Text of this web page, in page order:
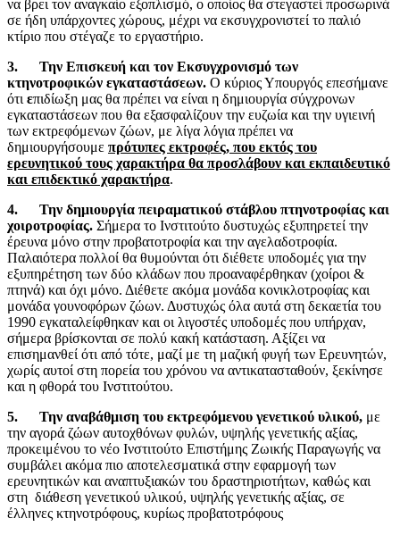
να βρει τον αναγκαίο εξοπλισμό, ο οποίος θα στεγαστεί προσωρινά
σε ήδη υπάρχοντες χώρους, μέχρι να εκσυγχρονιστεί το παλιό
κτίριο που στέγαζε το εργαστήριο.
3. Την Επισκευή και τον Εκσυγχρονισμό των
κτηνοτροφικών εγκαταστάσεων. Ο κύριος Υπουργός επεσήμανε
ότι επιδίωξη μας θα πρέπει να είναι η δημιουργία σύγχρονων
εγκαταστάσεων που θα εξασφαλίζουν την ευζωία και την υγιεινή
των εκτρεφόμενων ζώων, με λίγα λόγια πρέπει να
δημιουργήσουμε πρότυπες εκτροφές, που εκτός του
ερευνητικού τους χαρακτήρα θα προσλάβουν και εκπαιδευτικό
και επιδεκτικό χαρακτήρα.
4. Την δημιουργία πειραματικού στάβλου πτηνοτροφίας και
χοιροτροφίας. Σήμερα το Ινστιτούτο δυστυχώς εξυπηρετεί την
έρευνα μόνο στην προβατοτροφία και την αγελαδοτροφία.
Παλαιότερα πολλοί θα θυμούνται ότι διέθετε υποδομές για την
εξυπηρέτηση των δύο κλάδων που προαναφέρθηκαν (χοίροι &
πτηνά) και όχι μόνο. Διέθετε ακόμα μονάδα κονικλοτροφίας και
μονάδα γουνοφόρων ζώων. Δυστυχώς όλα αυτά στη δεκαετία του
1990 εγκαταλείφθηκαν και οι λιγοστές υποδομές που υπήρχαν,
σήμερα βρίσκονται σε πολύ κακή κατάσταση. Αξίζει να
επισημανθεί ότι από τότε, μαζί με τη μαζική φυγή των Ερευνητών,
χωρίς αυτοί στη πορεία του χρόνου να αντικατασταθούν, ξεκίνησε
και η φθορά του Ινστιτούτου.
5. Την αναβάθμιση του εκτρεφόμενου γενετικού υλικού, με
την αγορά ζώων αυτοχθόνων φυλών, υψηλής γενετικής αξίας,
προκειμένου το νέο Ινστιτούτο Επιστήμης Ζωικής Παραγωγής να
συμβάλει ακόμα πιο αποτελεσματικά στην εφαρμογή των
ερευνητικών και αναπτυξιακών του δραστηριοτήτων, καθώς και
στη διάθεση γενετικού υλικού, υψηλής γενετικής αξίας, σε
έλληνες κτηνοτρόφους, κυρίως προβατοτρόφους